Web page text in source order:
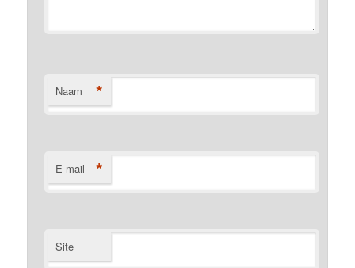
Naam *
E-mail *
Site